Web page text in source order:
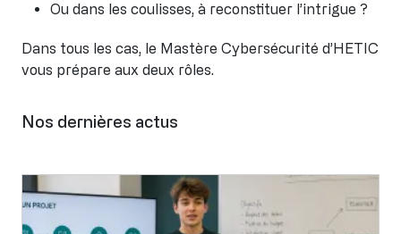
Ou dans les coulisses, à reconstituer l’intrigue ?
Dans tous les cas, le Mastère Cybersécurité d’HETIC
vous prépare aux deux rôles.
Nos dernières actus